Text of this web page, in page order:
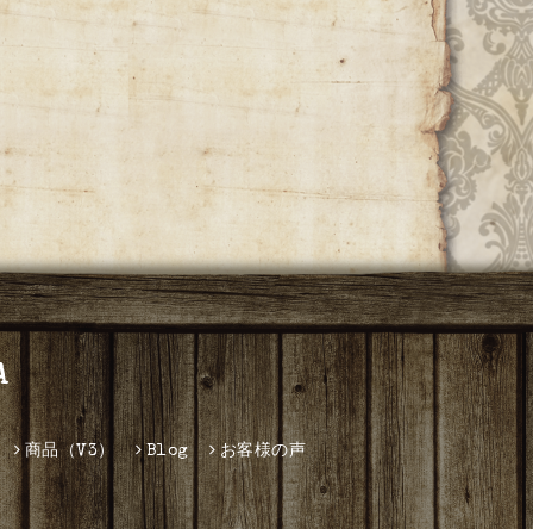
商品（V3） Blog お客様の声